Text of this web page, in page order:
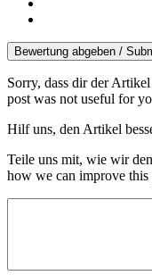
Bewertung abgeben /
Sorry, dass dir der
post was not useful for
Hilf uns, den Artikel
Teile uns mit, wie wir
how we can improve this